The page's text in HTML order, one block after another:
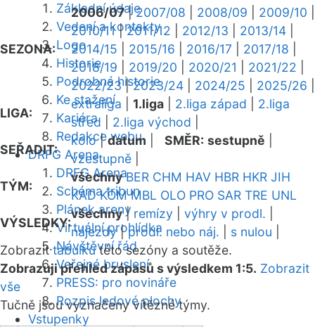
Základní údaje
Vedení a kontakty
Logo
Historie
Podrobná historie
Ke stažení
Kariéra
Redakce webu
DRFG Arena
DRFG Arena
Schéma tribun
Plánek areny
Virtuální prohlídka
Návštěvní řád
Veřejné bruslení
PRESS: pro novináře
Rozpis ledové plochy
Vstupenky
SEZONA:
2006/07|2007/08 2008/09 2009/10
2010/11|2011/12 2012/13 2013/14
2014/15
2015/16 2016/17 2017/18
2018/19
2019/20 2020/21 2021/22
2022/23|2023/24 2024/25 2025/26
LIGA:
extraliga 1.liga 2.liga západ
2.liga
střed
2.liga východ
SEŘADIT:
kolo|datum SMĚR: sestupně
vzestupně
TÝM:
všechny BER CHM HAV HBR HKR JIH
KAD KOM MBL OLO PRO SAR TRE UNL
VÝSLEDKY:
všechny| remízy výhry v prodl.
nájezdy|prodl. nebo náj. s nulou
Zobrazittabulkutéto sezóny a soutěže.
Zobrazuji přehled zápasů s výsledkem 1:5. Zobrazit
vše
Tučně jsou vyznačeny vítězné týmy.